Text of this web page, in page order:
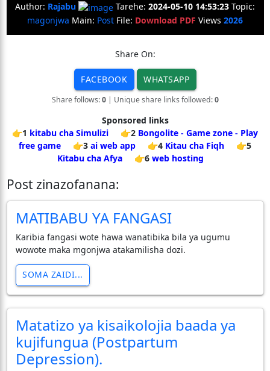
Author: Rajabu Tarehe: 2024-05-10 14:53:23 Topic:
magonjwa Main: Post File: Download PDF Views 2026
Share On:
FACEBOOK WHATSAPP
Share follows:0| Unique share links followed:0
Sponsored links
👉1 kitabu cha Simulizi 👉2 Bongolite - Game zone - Play
free game
👉3 ai web app 👉4 Kitau cha Fiqh
👉5
Kitabu cha Afya
👉6 web hosting
Post zinazofanana:
MATIBABU YA FANGASI
Karibia fangasi wote hawa wanatibika bila ya ugumu
wowote maka mgonjwa atakamilisha dozi.
SOMA ZAIDI...
Matatizo ya kisaikolojia baada ya
kujifungua (Postpartum
Depression).